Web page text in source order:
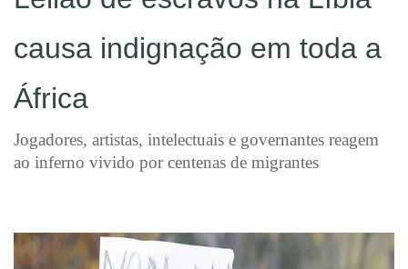
causa indignação em toda a
África
Jogadores, artistas, intelectuais e governantes reagem
ao inferno vivido por centenas de migrantes